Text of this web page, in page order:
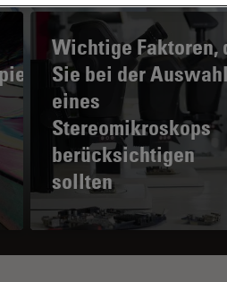
Wichtige Faktoren,
Sie bei der
eines
Stereomikroskops
berücksichtigen
sollten